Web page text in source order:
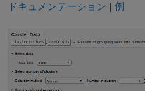
ドキュメンテーション | 例